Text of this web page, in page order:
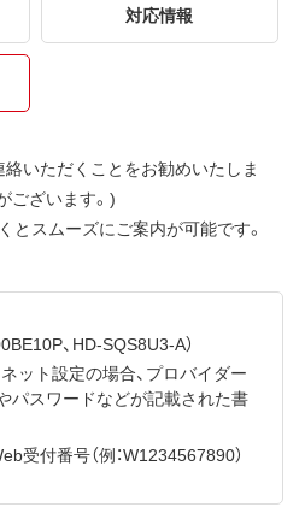
対応情報
絡いただくことをお勧めいたしま
ございます。)
とスムーズにご案内が可能です。
、HD-SQS8U3-A）
ット設定の場合、プロバイダー
パスワードなどが記載された書
受付番号（例：W1234567890）